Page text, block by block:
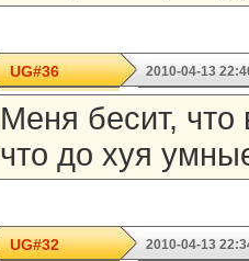
UG#36 2010-04-13
Меня бесит, что
что до хуя
UG#32 2010-04-13